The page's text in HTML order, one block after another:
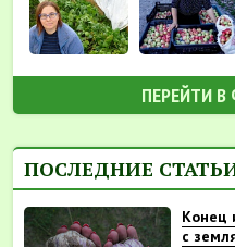
ПЕРЕЙТИ В
ПОСЛЕДНИЕ
Конец
с